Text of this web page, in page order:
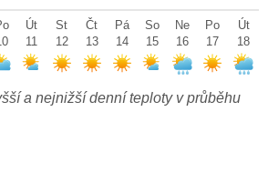
Út
11
St
12
Čt
13
Pá
14
So
15
Ne
16
Po
17
Út
18
a nejnižší denní teploty v průběhu